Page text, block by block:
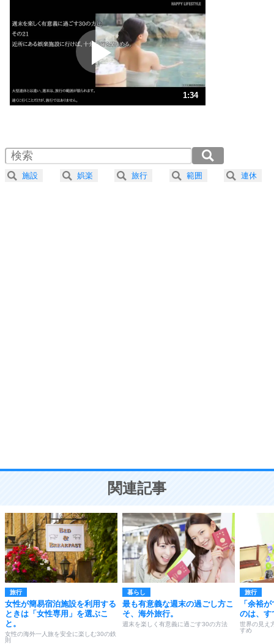
いらいらしない人になる30の方法
プラス思考
ポジティブになれない原因は、行動しないから。
ポジティブ思考になる30の方法
ストレス対策
人生、なんとかなるもの。
気楽に生きる30の方法
4 器の大きい人は、怒りを優しさで表現する。
プラス思考
ことが大切。
1:34
2.0倍速 （186KB 47秒）
2.5倍速 （149KB 37秒）
3.0倍速 （124KB 31秒）
施設 娯楽 旅行 範囲 連休
関連記事
旅行
女性が簡易宿泊施設を利用する
ときは「女性専用」を選ぶこ
と。
女性の海外一人旅を安全に楽しむ30の鉄
則
暮らし
最も有意義な週末の過ごし方こ
そ、海外旅行。
週末を楽しく有意義に過ごす30の方法
旅行
「余裕
のは、す
世界の見え
すめ